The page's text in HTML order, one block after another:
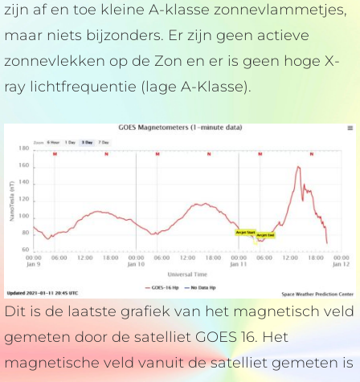
zijn af en toe kleine A-klasse zonnevlammetjes,
maar niets bijzonders. Er zijn geen actieve
zonnevlekken op de Zon en er is geen hoge X-
ray lichtfrequentie (lage A-Klasse).
Dit is de laatste grafiek van het magnetisch veld
gemeten door de satelliet GOES 16. Het
magnetische veld vanuit de satelliet gemeten is